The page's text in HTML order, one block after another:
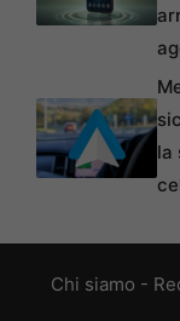
la
Chi siamo -